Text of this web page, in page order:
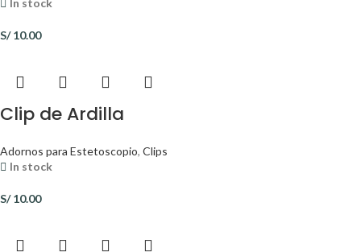
In stock
S/10.00
Clip de Ardilla
Adornos para Estetoscopio, Clips
In stock
S/10.00